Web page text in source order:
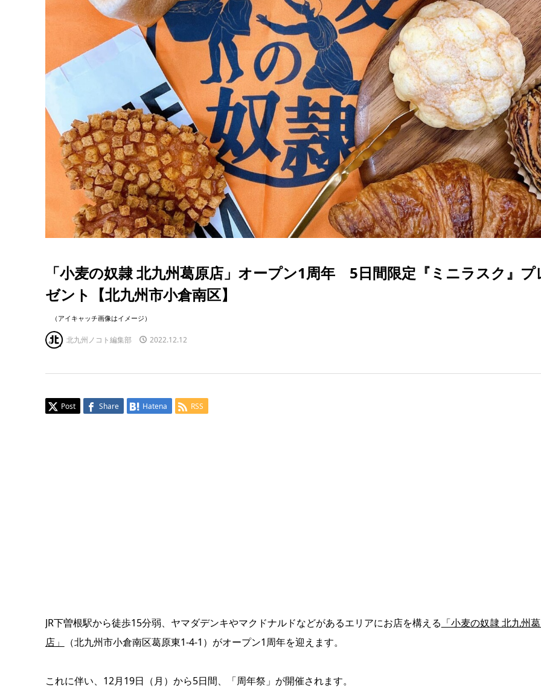
「小麦の奴隷 北九州葛原店」オープン1周年 5日間限定『ミニラスク』プ
ゼント【北九州市小倉南区】
（アイキャッチ画像はイメージ）
北九州ノコト編集部 2022.12.12
Post Share Hatena RSS
JR下曽根駅から徒歩15分弱、ヤマダデンキやマクドナルドなどがあるエリアにお店を構える 「小麦の奴隷 北九州
店」
（北九州市小倉南区葛原東1-4-1）がオープン1周年を迎えます。
これに伴い、12月19日（月）から5日間、「周年祭」が開催されます。